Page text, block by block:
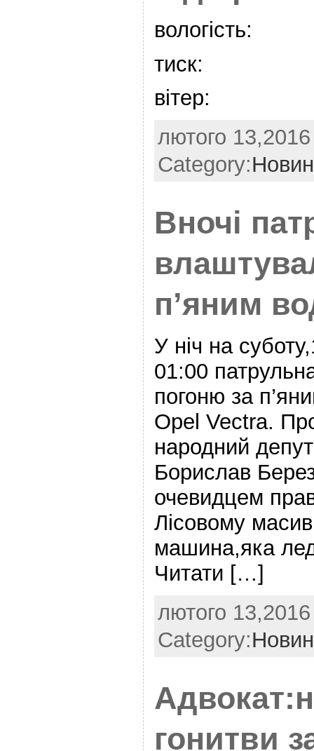
вологість:
тиск:
вітер:
лютого
Category:
Вночі
п’яним
У ніч на
01:00
погоню за
Opel Vectra.
народний
Борислав
очевидцем
Лісовому
машина,яка
Читати […]
лютого
Category:
гонитви